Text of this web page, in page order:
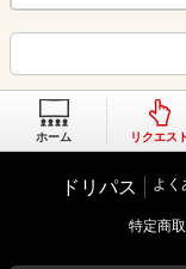
ホーム リクエスト
ドリパス よく
特定商